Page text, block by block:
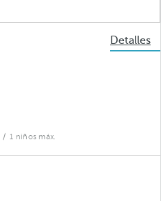
Detalles
/ 1 niños máx.